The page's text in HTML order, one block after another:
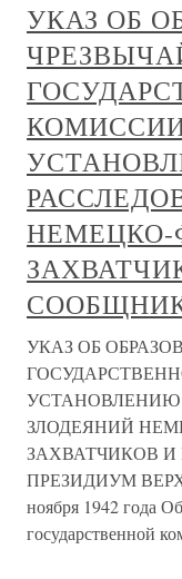
УКАЗ ОБ
УКАЗ ОБ
ЗЛОДЕЯНИЙ
ЗАХВАТЧИКОВ
ПРЕЗИДИУМ
ноября 1942 года
государственной